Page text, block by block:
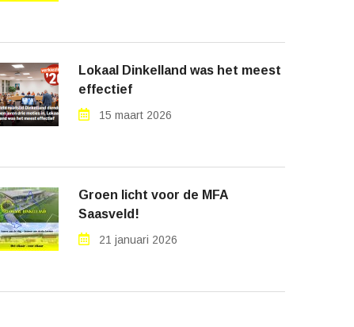
Lokaal Dinkelland was het meest
effectief
15 maart 2026
Groen licht voor de MFA
Saasveld!
21 januari 2026